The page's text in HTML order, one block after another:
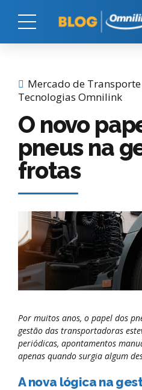
Mercado de Transporte
Tecnologias Omnilink
O novo
pneus na
frotas
Por muitos anos, o papel dos
gestão das transportadoras
periódicas, apontamentos
apenas quando surgia algum
A nova lógica na